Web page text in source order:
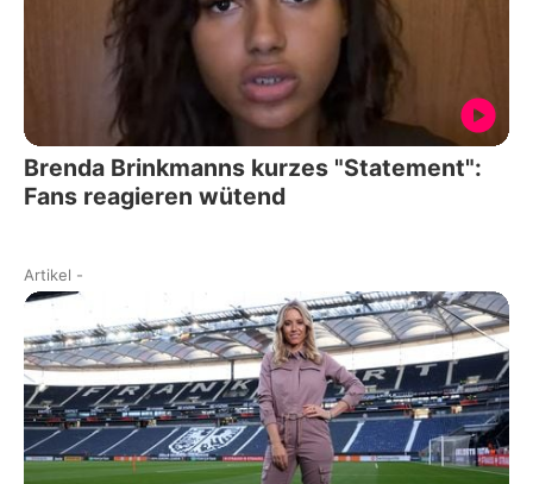
Brenda Brinkmanns kurzes "Statement":
Fans reagieren wütend
Artikel -